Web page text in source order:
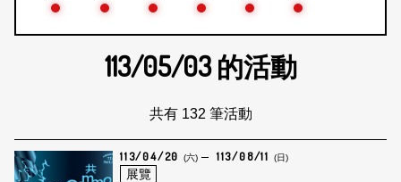
113/05/03的活動
共有 132 筆活動
113/04/20 (六) 113/08/11 (日)
展覽